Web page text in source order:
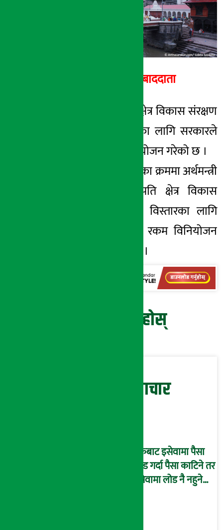
अर्थ सरोकार सम्बाददाता
काठमाडौँ । पशुपति क्षेत्र विकास संरक्षण
गुरु योजना विस्तारका लागि सरकारले
३५ करोड रकम विनियोजन गरेको छ ।
शनिबार बजेट भाषणका क्रममा अर्थमन्त्री
विष्णु पौडेलले पशुपति क्षेत्र विकास
संरक्षण गुरु योजना विस्तारका लागि
सरकारले ३५ करोड रकम विनियोजन
गरिएको बताएका हुन् ।
प्रतिक्रिया दिनुहोस्
सम्बन्धित समाचार
बैंकबाट इसेवामा पैसा
लोड गर्दा पैसा काटिने तर
इसेवामा लोड नै नहुने